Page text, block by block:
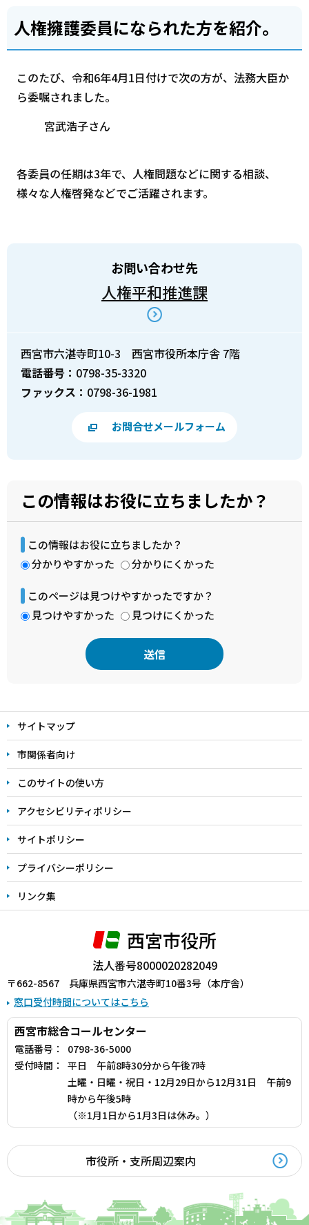
人権擁護委員になられた方を紹介。
このたび、令和6年4月1日付けで次の方が、法務大臣か
ら委嘱されました。
宮武浩子さん
各委員の任期は3年で、人権問題などに関する相談、
様々な人権啓発などでご活躍されます。
お問い合わせ先
人権平和推進課
西宮市六湛寺町10-3 西宮市役所本庁舎 7階
電話番号： 0798-35-3320
ファックス： 0798-36-1981
お問合せメールフォーム
この情報はお役に立ちましたか？
この情報はお役に立ちましたか？
分かりやすかった
分かりにくかった
このページは見つけやすかったですか？
見つけやすかった
見つけにくかった
文
こ
こ
ま
で
サイトマップ
市関係者向け
このサイトの使い方
アクセシビリティポリシー
サイトポリシー
プライバシーポリシー
リンク集
西宮市役所
法人番号8000020282049
〒662-8567 兵庫県西宮市六湛寺町10番3号（本庁舎）
窓口受付時間についてはこちら
西宮市総合コールセンター
電話番号：
0798-36-5000
受付時間：
平日 午前8時30分から午後7時
土曜・日曜・祝日・12月29日から12月31日 午前9
時から午後5時
（※1月1日から1月3日は休み。）
市役所・支所周辺案内